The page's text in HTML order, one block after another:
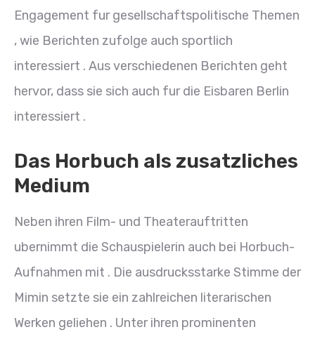
Engagement fur gesellschaftspolitische Themen
, wie Berichten zufolge auch sportlich
interessiert . Aus verschiedenen Berichten geht
hervor, dass sie sich auch fur die Eisbaren Berlin
interessiert .
Das Horbuch als zusatzliches
Medium
Neben ihren Film- und Theaterauftritten
ubernimmt die Schauspielerin auch bei Horbuch-
Aufnahmen mit . Die ausdrucksstarke Stimme der
Mimin setzte sie ein zahlreichen literarischen
Werken geliehen . Unter ihren prominenten